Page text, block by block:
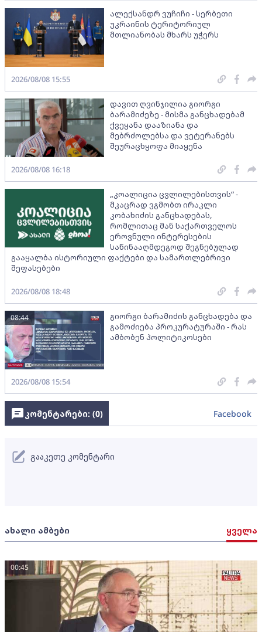
ალექსანდრ ვუჩიჩი - სერბეთი
უკრაინის ტერიტორიულ
მთლიანობას მხარს უჭერს
2026/08/08 15:55
დავით ღვინჯილია გიორგი
ბარამიძეზე - მისმა განცხადებამ
ქვეყანა დააზიანა და
მებრძოლებსა და ვეტერანებს
შეურაცხყოფა მიაყენა
2026/08/08 16:18
„კოალიცია ცვლილებისთვის“ -
მკაცრად ვგმობთ ირაკლი
კობახიძის განცხადებას,
რომლითაც მან საქართველოს
ეროვნული ინტერესების
საწინააღმდეგოდ შეგნებულად
გააყალბა ისტორიული ფაქტები და სამართლებრივი
შეფასებები
2026/08/08 18:48
გიორგი ბარამიძის განცხადება და
გამოძიება პროკურატურაში - რას
ამბობენ პოლიტიკოსები
08:44
2026/08/08 15:54
ახალი ამბები ყველა
00:45
კომენტარები: (0) Facebook
გააკეთე კომენტარი